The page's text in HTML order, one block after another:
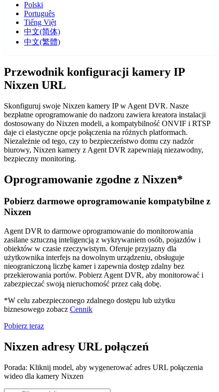
Polski
Português
Tiếng Việt
中文(简体)
中文(繁體)
Przewodnik konfiguracji kamery IP
Nixzen URL
Skonfiguruj swoje Nixzen kamery IP w Agent DVR. Nasze
bezpłatne oprogramowanie do nadzoru zawiera kreatora instalacji
dostosowany do Nixzen modeli, a kompatybilność ONVIF i RTSP
daje ci elastyczne opcje połączenia na różnych platformach.
Niezależnie od tego, czy to bezpieczeństwo domu czy nadzór
biurowy, Nixzen kamery z Agent DVR zapewniają niezawodny,
bezpieczny monitoring.
Oprogramowanie zgodne z Nixzen*
Pobierz darmowe oprogramowanie kompatybilne z
Nixzen
Agent DVR to darmowe oprogramowanie do monitorowania
zasilane sztuczną inteligencją z wykrywaniem osób, pojazdów i
obiektów w czasie rzeczywistym. Oferuje przyjazny dla
użytkownika interfejs na dowolnym urządzeniu, obsługuje
nieograniczoną liczbę kamer i zapewnia dostęp zdalny bez
przekierowania portów. Pobierz Agent DVR, aby monitorować i
zabezpieczać swoją nieruchomość przez całą dobę.
*W celu zabezpieczonego zdalnego dostępu lub użytku
biznesowego zobacz Cennik
Pobierz teraz
Nixzen adresy URL połączeń
Porada: Kliknij model, aby wygenerować adres URL połączenia
wideo dla kamery Nixzen